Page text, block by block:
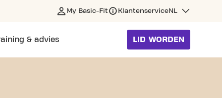
My Basic-Fit KlantenserviceNL
& advies LID WORDEN